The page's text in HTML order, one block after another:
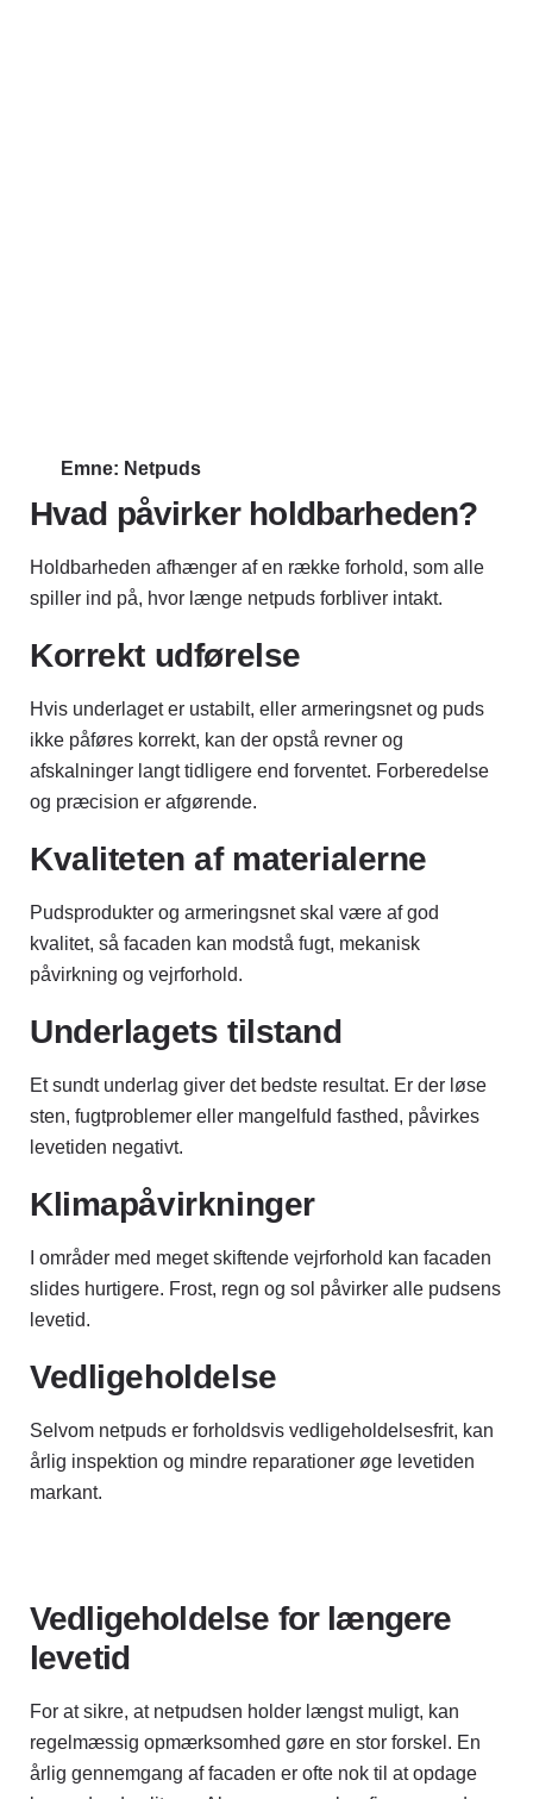
Emne: Netpuds
Hvad påvirker holdbarheden?
Holdbarheden afhænger af en række forhold, som alle
spiller ind på, hvor længe netpuds forbliver intakt.
Korrekt udførelse
Hvis underlaget er ustabilt, eller armeringsnet og puds
ikke påføres korrekt, kan der opstå revner og
afskalninger langt tidligere end forventet. Forberedelse
og præcision er afgørende.
Kvaliteten af materialerne
Pudsprodukter og armeringsnet skal være af god
kvalitet, så facaden kan modstå fugt, mekanisk
påvirkning og vejrforhold.
Underlagets tilstand
Et sundt underlag giver det bedste resultat. Er der løse
sten, fugtproblemer eller mangelfuld fasthed, påvirkes
levetiden negativt.
Klimapåvirkninger
I områder med meget skiftende vejrforhold kan facaden
slides hurtigere. Frost, regn og sol påvirker alle pudsens
levetid.
Vedligeholdelse
Selvom netpuds er forholdsvis vedligeholdelsesfrit, kan
årlig inspektion og mindre reparationer øge levetiden
markant.
Vedligeholdelse for længere
levetid
For at sikre, at netpudsen holder længst muligt, kan
regelmæssig opmærksomhed gøre en stor forskel. En
årlig gennemgang af facaden er ofte nok til at opdage